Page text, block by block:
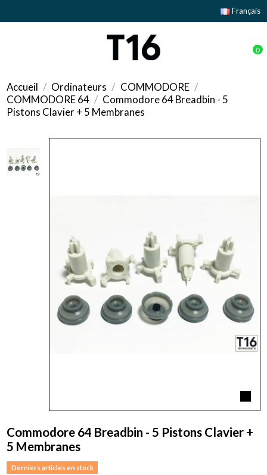
Français
0
Accueil Ordinateurs
COMMODORE
COMMODORE 64
Commodore 64 Breadbin - 5
Pistons Clavier + 5 Membranes
Commodore 64 Breadbin - 5 Pistons Clavier +
5 Membranes
Derniers articles en stock